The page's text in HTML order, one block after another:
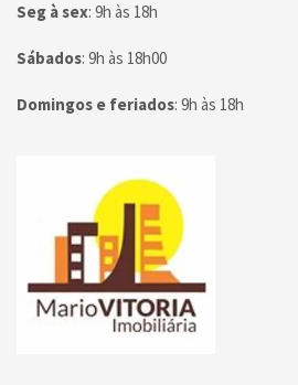
Seg à sex: 9h às 18h
Sábados: 9h às 18h00
Domingos e feriados: 9h às 18h
Página inicial